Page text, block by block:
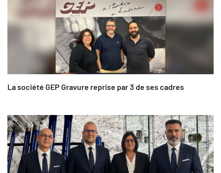
La société GEP Gravure reprise par 3 de ses cadres